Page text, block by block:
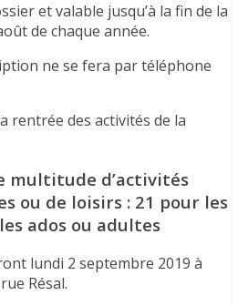
et valable jusqu’à la fin de la
de chaque année.
ne se fera par téléphone
rentrée des activités de la
multitude d’activités
ou de loisirs : 21 pour les
ados ou adultes
lundi 2 septembre 2019 à
Résal.